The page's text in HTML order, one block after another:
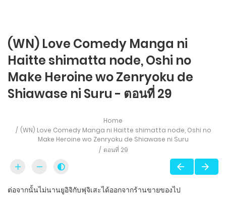
(WN) Love Comedy Manga ni
Haitte​ shimatta node, Oshi no
Make Heroine wo Zenryoku de
Shiawase ni Suru - ตอนที่ 29
Home
(WN) Love Comedy Manga ni Haitte​ shimatta node, Oshi no
Make Heroine wo Zenryoku de Shiawase ni Suru
ตอนที่ 29
ต่อจากนั้นไม่นาน​ยูอิจิกับฟุจิเสะได้ออกจากร้านขายของไป